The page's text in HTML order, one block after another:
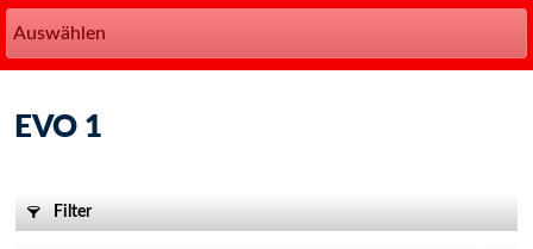
Auswählen
EVO 1
Filter